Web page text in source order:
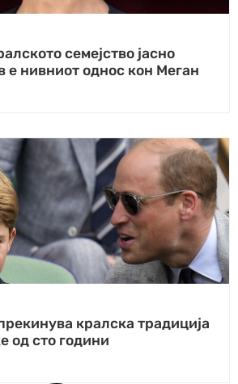
семејство јасно
е нивниот однос кон Меган
кралска традиција
од сто години